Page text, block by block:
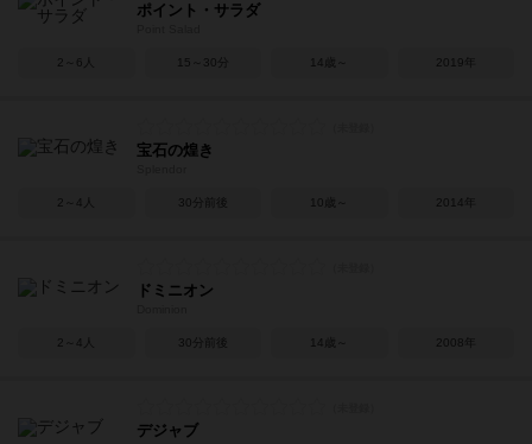
ポイント・サラダ
2～6人 15～30分 14歳～ 2019年
宝石の煌き
2～4人 30分前後 10歳～ 2014年
ドミニオン
2～4人 30分前後 14歳～ 2008年
デジャブ